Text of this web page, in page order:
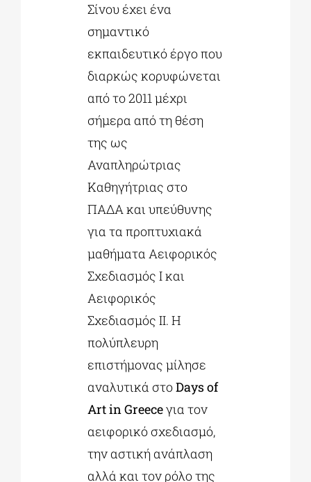
Σίνου έχει ένα
σημαντικό
εκπαιδευτικό έργο που
διαρκώς κορυφώνεται
από το 2011 μέχρι
σήμερα από τη θέση
της ως
Αναπληρώτριας
Καθηγήτριας στο
ΠΑΔΑ και υπεύθυνης
για τα προπτυχιακά
μαθήματα Αειφορικός
Σχεδιασμός Ι και
Αειφορικός
Σχεδιασμός ΙΙ. Η
πολύπλευρη
επιστήμονας μίλησε
αναλυτικά στοDays of
Art in Greeceγια τον
αειφορικό σχεδιασμό,
την αστική ανάπλαση
αλλά και τον ρόλο της